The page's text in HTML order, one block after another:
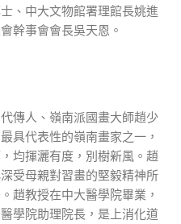
、中大文物館署理館長姚進
幹事會會長吳天恩。
傳人、嶺南派國畫大師趙少
具代表性的嶺南畫家之一，
均揮灑有度，別樹新風。趙
受母親對習畫的堅毅精神所
趙教授在中大醫學院畢業，
學院助理院長，是上消化道